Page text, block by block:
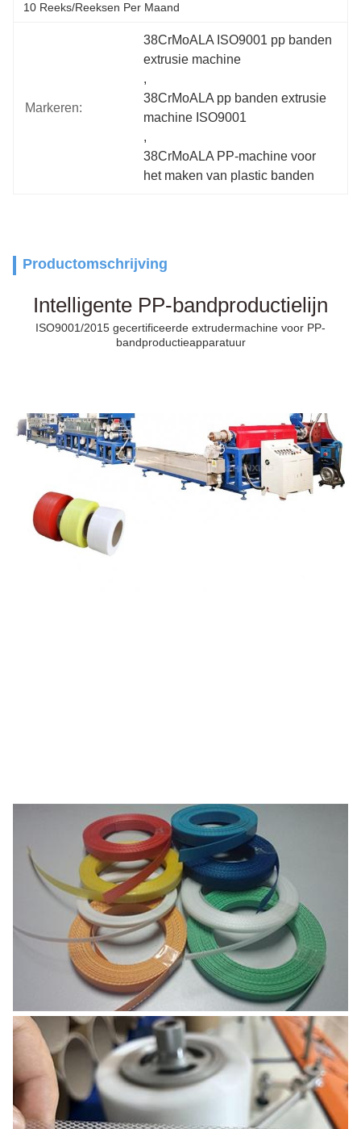
10 Reeks/Reeksen Per Maand
Markeren:
38CrMoALA ISO9001 pp banden
extrusie machine
,
38CrMoALA pp banden extrusie
machine ISO9001
,
38CrMoALA PP-machine voor
het maken van plastic banden
Productomschrijving
Intelligente PP-bandproductielijn
ISO9001/2015 gecertificeerde extrudermachine voor PP-
bandproductieapparatuur